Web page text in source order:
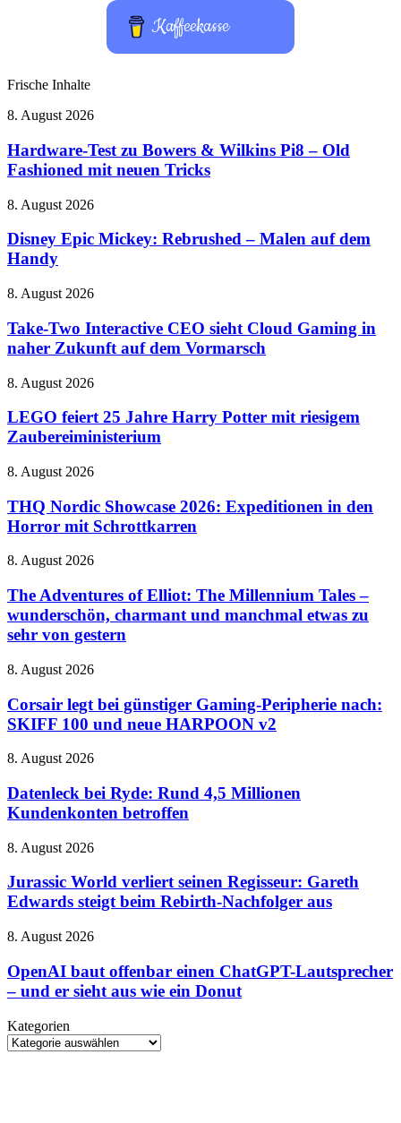
Kaffeekasse
Frische Inhalte
Hardware-
zu
Bowers
&
Pi8
Old
Fashioned
neuen
8. August 2026
Hardware-Test zu Bowers & Wilkins Pi8 – Old
Fashioned mit neuen Tricks
Disney
Mickey:
Rebrushed
–
auf
Handy
8. August 2026
Disney Epic Mickey: Rebrushed – Malen auf dem
Handy
Take-
Interactive
CEO
sieht
Gaming
naher
Zukunft
dem
8. August 2026
Take-Two Interactive CEO sieht Cloud Gaming in
naher Zukunft auf dem Vormarsch
LEGO
25
Jahre
Harry
mit
Zaubereiministerium
8. August 2026
LEGO feiert 25 Jahre Harry Potter mit riesigem
Zaubereiministerium
THQ
Showcase
2026:
Expeditionen
den
mit
Schrottkarren
8. August 2026
THQ Nordic Showcase 2026: Expeditionen in den
Horror mit Schrottkarren
The
of
Elliot:
The
Millennium
–
charmant
und
manchmal
etwas
sehr
von
gestern
8. August 2026
The Adventures of Elliot: The Millennium Tales –
wunderschön, charmant und manchmal etwas zu
sehr von gestern
Corsair
bei
günstiger
Gaming-
nach:
100
und
HARPOON
8. August 2026
Corsair legt bei günstiger Gaming-Peripherie nach:
SKIFF 100 und neue HARPOON v2
Datenleck
Ryde:
Rund
4,5
Kundenkonten
8. August 2026
Datenleck bei Ryde: Rund 4,5 Millionen
Kundenkonten betroffen
Jurassic
verliert
seinen
Regisseur:
Edwards
beim
Rebirth-
aus
8. August 2026
Jurassic World verliert seinen Regisseur: Gareth
Edwards steigt beim Rebirth-Nachfolger aus
OpenAI
offenbar
einen
ChatGPT-
–
und
8. August 2026
OpenAI baut offenbar einen ChatGPT-Lautsprecher
– und er sieht aus wie ein Donut
Kategorien
Kategorien